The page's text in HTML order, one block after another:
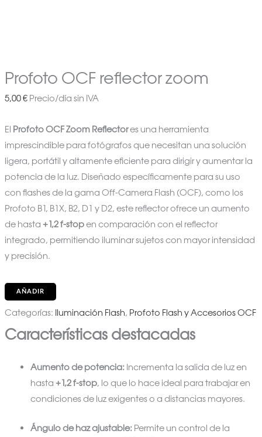
Profoto OCF reflector zoom
5,00€ Precio/día sin IVA
El Profoto OCF Zoom Reflectores una herramienta
imprescindible para fotógrafos que necesitan una solución
ligera, portátil y altamente eficiente para dirigir y aumentar la
potencia de la luz. Diseñado específicamente para su uso
con flashes de la gama Off-Camera Flash (OCF), como los
Profoto B1, B1X, B2, D1 y D2, este reflector ofrece un aumento
de hasta +1,2 f-stopen comparación con el reflector
integrado, permitiendo iluminar sujetos con mayor intensidad
y precisión.
AÑADIR
Categorías: Iluminación Flash, Profoto Flash y Accesorios OCF
Características destacadas
Aumento de potencia: Incrementa la salida de luz en
hasta +1,2 f-stop, lo que lo hace ideal para trabajar en
condiciones de luz exigentes o a distancias mayores.
Ángulo de haz ajustable: Permite un control de la